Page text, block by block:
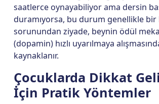
saatlerce oynayabiliyor ama dersin
duramıyorsa, bu durum genellikle bir
sorunundan ziyade, beynin ödül
(dopamin) hızlı uyarılmaya
kaynaklanır.
Çocuklarda Dikkat
İçin Pratik Yöntemler